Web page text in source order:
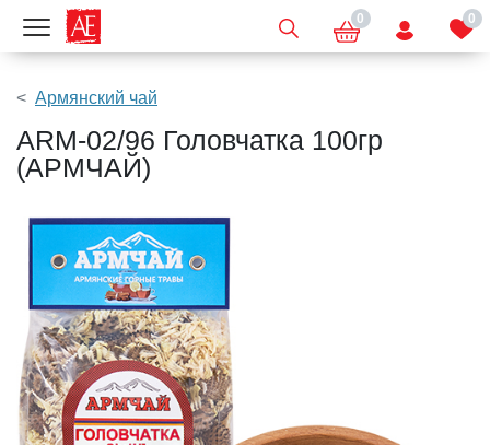
Показать меню 0 0
Армянский чай
ARM-02/96 Головчатка 100гр
(АРМЧАЙ)